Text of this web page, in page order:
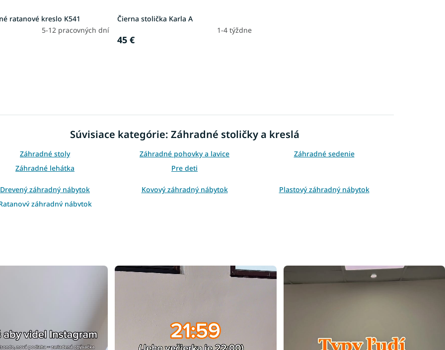
ratanové kreslo K541
5-12 pracovných dní
Čierna stolička Karla A
1-4 týždne
45 €
á
a
i
e
p
v
u
Súvisiace kategórie: Záhradné stoličky a kreslá
Záhradné stoly Záhradné pohovky a lavice
Záhradné sedenie
Záhradné lehátka
Pre deti
Drevený záhradný nábytok Kovový záhradný nábytok
Plastový záhradný nábytok
záhradný nábytok